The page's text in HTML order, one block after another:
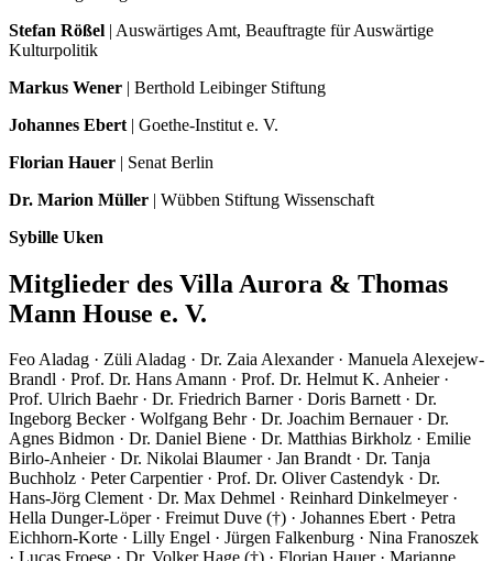
Stefan Rößel | Auswärtiges Amt, Beauftragte für Auswärtige
Kulturpolitik
Markus Wener | Berthold Leibinger Stiftung
Johannes Ebert | Goethe-Institut e. V.
Florian Hauer | Senat Berlin
Dr. Marion Müller | Wübben Stiftung Wissenschaft
Sybille Uken
Mitglieder des Villa Aurora & Thomas
Mann House e. V.
Feo Aladag · Züli Aladag · Dr. Zaia Alexander · Manuela Alexejew-
Brandl · Prof. Dr. Hans Amann · Prof. Dr. Helmut K. Anheier ·
Prof. Ulrich Baehr · Dr. Friedrich Barner · Doris Barnett · Dr.
Ingeborg Becker · Wolfgang Behr · Dr. Joachim Bernauer · Dr.
Agnes Bidmon · Dr. Daniel Biene · Dr. Matthias Birkholz · Emilie
Birlo-Anheier · Dr. Nikolai Blaumer · Jan Brandt · Dr. Tanja
Buchholz · Peter Carpentier · Prof. Dr. Oliver Castendyk · Dr.
Hans-Jörg Clement · Dr. Max Dehmel · Reinhard Dinkelmeyer ·
Hella Dunger-Löper · Freimut Duve (†) · Johannes Ebert · Petra
Eichhorn-Korte · Lilly Engel · Jürgen Falkenburg · Nina Franoszek